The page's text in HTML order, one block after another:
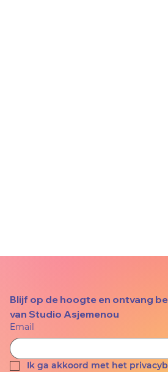
Blijf op de hoogte en ontvang
van Studio Asjemenou
Email
Ik ga akkoord met het